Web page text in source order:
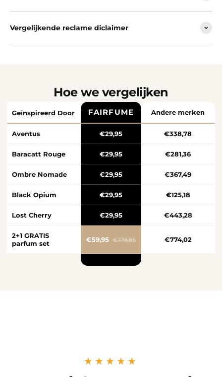
Vergelijkende reclame diclaimer
Hoe we vergelijken
Geïnspireerd Door FAIRFUME Andere merken
Aventus €29,95 €338,78
Baracatt Rouge €29,95 €281,36
Ombre Nomade €29,95 €367,49
Black Opium €29,95 €125,18
Lost Cherry €29,95 €443,28
2+1 GRATIS
parfum set
€59,95 €179,85 €774,02
★★★★★